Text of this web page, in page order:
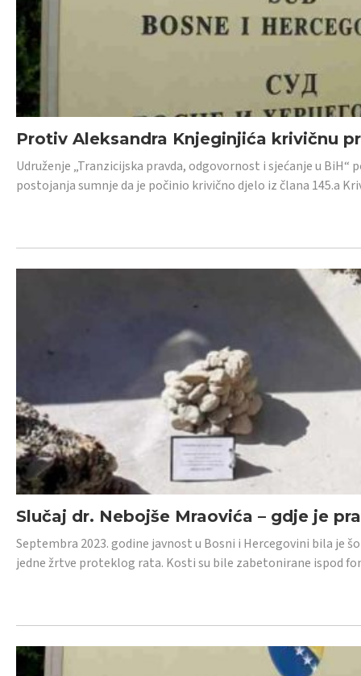
Protiv Aleksandra Knjeginjića krivičnu
Udruženje „Tranzicijska pravda, odgovornost i sjećanje u
postojanja sumnje da je počinio krivično djelo iz člana 145.a
Slučaj dr. Nebojše Mraovića – gdje je
Septembra 2023. godine javnost u Bosni i Hercegovini bila je
jedne žrtve proteklog rata. Kosti su bile zabetonirane ispod